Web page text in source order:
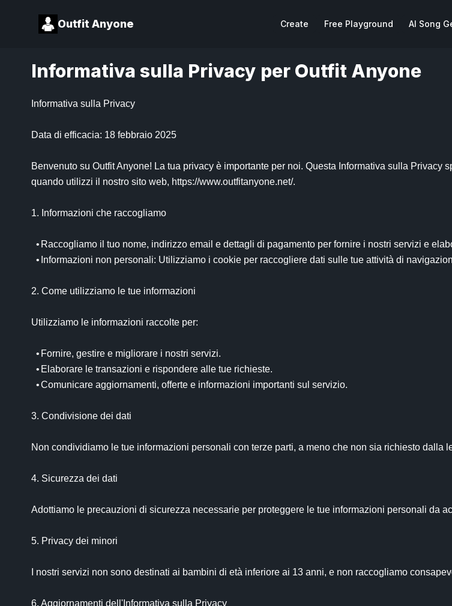
Outfit Anyone Create Free Playground AI Song
Informativa sulla Privacy per Outfit Anyone
Informativa sulla Privacy
Data di efficacia: 18 febbraio 2025
Benvenuto su Outfit Anyone! La tua privacy è importante per noi. Questa Informativa sulla
quando utilizzi il nostro sito web, https://www.outfitanyone.net/.
1. Informazioni che raccogliamo
2. Come utilizziamo le tue informazioni
Utilizziamo le informazioni raccolte per:
3. Condivisione dei dati
Non condividiamo le tue informazioni personali con terze parti, a meno che non sia richiesto
4. Sicurezza dei dati
Adottiamo le precauzioni di sicurezza necessarie per proteggere le tue informazioni personali da
5. Privacy dei minori
I nostri servizi non sono destinati ai bambini di età inferiore ai 13 anni, e non raccogliamo
6. Aggiornamenti dell'Informativa sulla Privacy